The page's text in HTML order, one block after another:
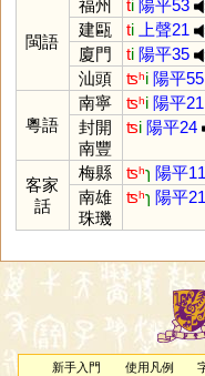
閩語
福州 ti 陽平53
建甌
ti
上聲21
廈門
ti 陽平35
汕頭
ʦʰi 陽平55
粵語
南寧 ʦʰi 陽平21
封開
南豐
ʦi 陽平24
客家
話
梅縣 ʦʰɿ 陽平11
南雄
珠璣
ʦʰɿ 陽平21
新手入門 使用凡例